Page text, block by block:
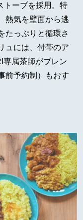
トーブを採用。特
熱気を壁面から逃
たっぷりと循環さ
ュには、付帯のア
専属茶師がブレン
前予約制）もおす